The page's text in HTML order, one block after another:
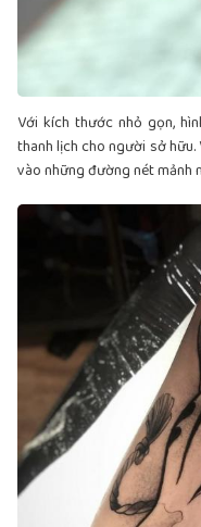
Với kích thước nhỏ gọn,
thanh lịch cho người sở
vào những đường nét mảnh